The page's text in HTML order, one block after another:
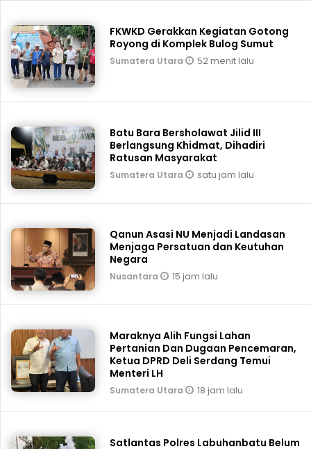
FKWKD Gerakkan Kegiatan Gotong
Royong di Komplek Bulog Sumut
Sumatera Utara 52 menit lalu
Batu Bara Bersholawat Jilid III
Berlangsung Khidmat, Dihadiri
Ratusan Masyarakat
Sumatera Utara satu jam lalu
Qanun Asasi NU Menjadi Landasan
Menjaga Persatuan dan Keutuhan
Negara
Nusantara 15 jam lalu
Maraknya Alih Fungsi Lahan
Pertanian Dan Dugaan Pencemaran,
Ketua DPRD Deli Serdang Temui
Menteri LH
Sumatera Utara 18 jam lalu
Satlantas Polres Labuhanbatu Belum